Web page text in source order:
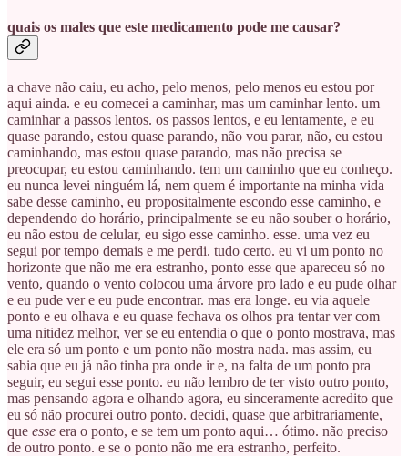
quais os males que este medicamento pode me causar?
a chave não caiu, eu acho, pelo menos, pelo menos eu estou por
aqui ainda. e eu comecei a caminhar, mas um caminhar lento. um
caminhar a passos lentos. os passos lentos, e eu lentamente, e eu
quase parando, estou quase parando, não vou parar, não, eu estou
caminhando, mas estou quase parando, mas não precisa se
preocupar, eu estou caminhando. tem um caminho que eu conheço.
eu nunca levei ninguém lá, nem quem é importante na minha vida
sabe desse caminho, eu propositalmente escondo esse caminho, e
dependendo do horário, principalmente se eu não souber o horário,
eu não estou de celular, eu sigo esse caminho. esse. uma vez eu
segui por tempo demais e me perdi. tudo certo. eu vi um ponto no
horizonte que não me era estranho, ponto esse que apareceu só no
vento, quando o vento colocou uma árvore pro lado e eu pude olhar
e eu pude ver e eu pude encontrar. mas era longe. eu via aquele
ponto e eu olhava e eu quase fechava os olhos pra tentar ver com
uma nitidez melhor, ver se eu entendia o que o ponto mostrava, mas
ele era só um ponto e um ponto não mostra nada. mas assim, eu
sabia que eu já não tinha pra onde ir e, na falta de um ponto pra
seguir, eu segui esse ponto. eu não lembro de ter visto outro ponto,
mas pensando agora e olhando agora, eu sinceramente acredito que
eu só não procurei outro ponto. decidi, quase que arbitrariamente,
que esse era o ponto, e se tem um ponto aqui… ótimo. não preciso
de outro ponto. e se o ponto não me era estranho, perfeito.